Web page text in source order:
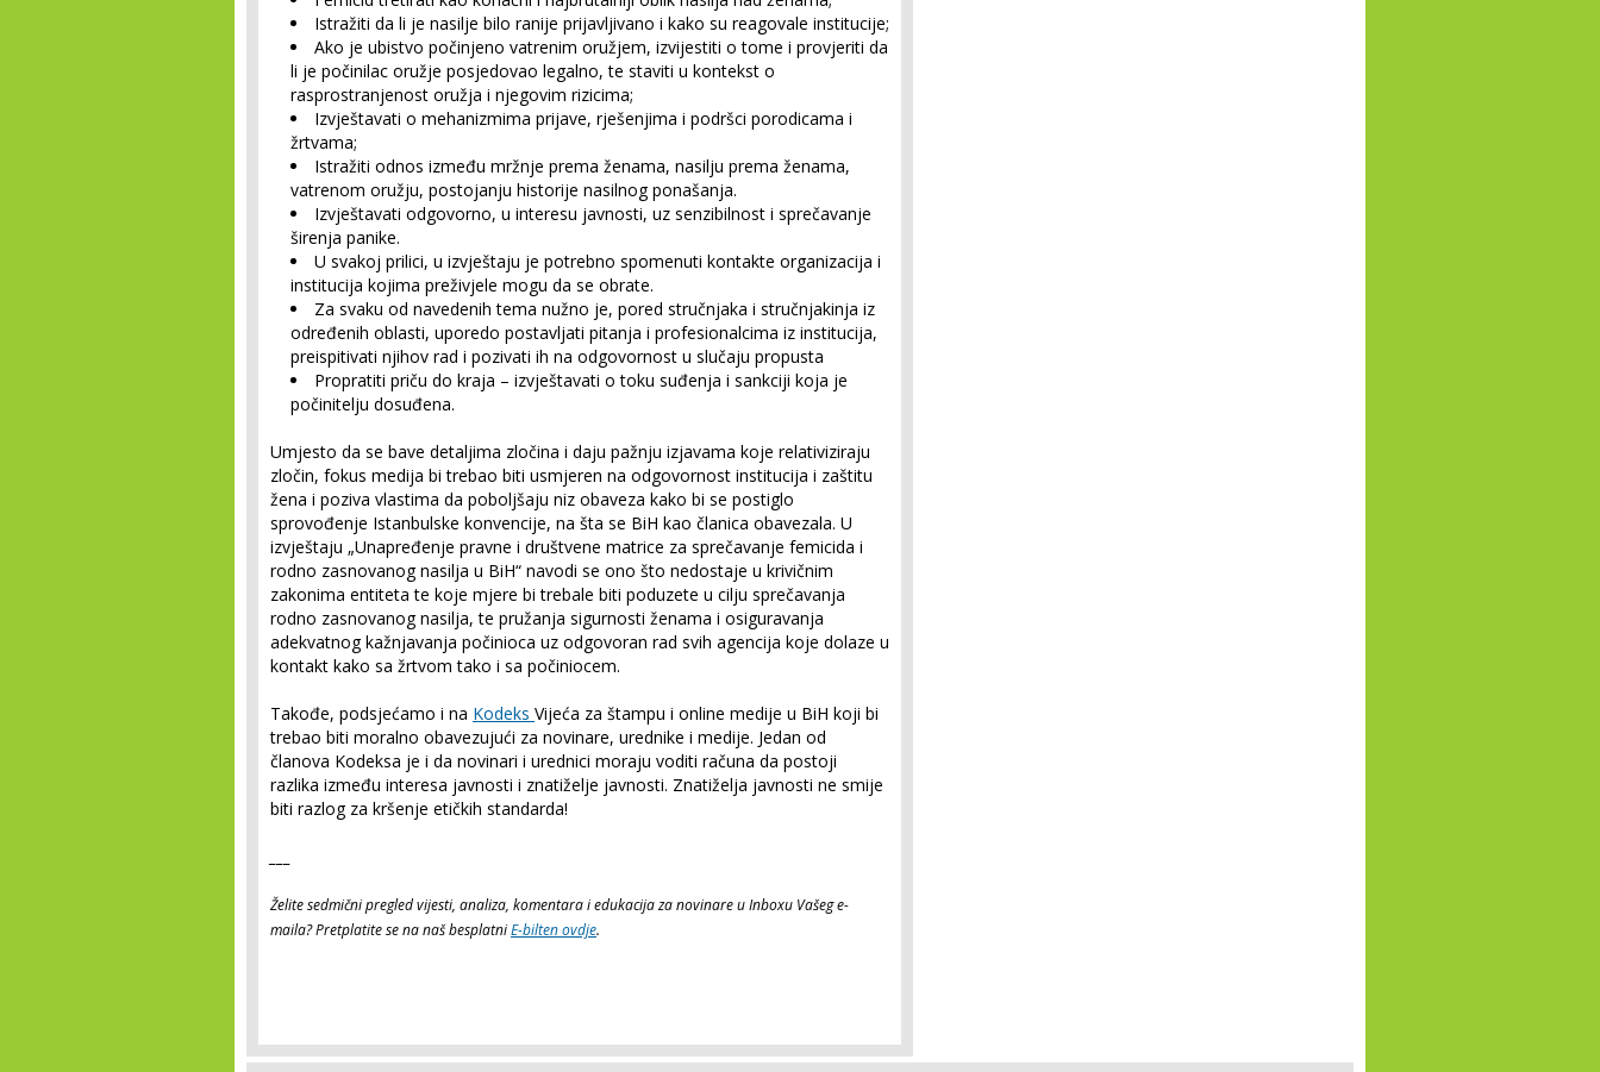
Istražiti da li je nasilje bilo ranije prijavljivano i kako su reagovale institucije;
Ako je ubistvo počinjeno vatrenim oružjem, izvijestiti o tome i provjeriti da
li je počinilac oružje posjedovao legalno, te staviti u kontekst o
rasprostranjenost oružja i njegovim rizicima;
Izvještavati o mehanizmima prijave, rješenjima i podršci porodicama i
žrtvama;
Istražiti odnos između mržnje prema ženama, nasilju prema ženama,
vatrenom oružju, postojanju historije nasilnog ponašanja.
Izvještavati odgovorno, u interesu javnosti, uz senzibilnost i sprečavanje
širenja panike.
U svakoj prilici, u izvještaju je potrebno spomenuti kontakte organizacija i
institucija kojima preživjele mogu da se obrate.
Za svaku od navedenih tema nužno je, pored stručnjaka i stručnjakinja iz
određenih oblasti, uporedo postavljati pitanja i profesionalcima iz institucija,
preispitivati njihov rad i pozivati ih na odgovornost u slučaju propusta
Propratiti priču do kraja – izvještavati o toku suđenja i sankciji koja je
počinitelju dosuđena.
Umjesto da se bave detaljima zločina i daju pažnju izjavama koje relativiziraju
zločin, fokus medija bi trebao biti usmjeren na odgovornost institucija i zaštitu
žena i poziva vlastima da poboljšaju niz obaveza kako bi se postiglo
sprovođenje Istanbulske konvencije, na šta se BiH kao članica obavezala. U
izvještaju „Unapređenje pravne i društvene matrice za sprečavanje femicida i
rodno zasnovanog nasilja u BiH“ navodi se ono što nedostaje u krivičnim
zakonima entiteta te koje mjere bi trebale biti poduzete u cilju sprečavanja
rodno zasnovanog nasilja, te pružanja sigurnosti ženama i osiguravanja
adekvatnog kažnjavanja počinioca uz odgovoran rad svih agencija koje dolaze u
kontakt kako sa žrtvom tako i sa počiniocem.
Takođe, podsjećamo i na Kodeks Vijeća za štampu i online medije u BiH koji bi
trebao biti moralno obavezujući za novinare, urednike i medije. Jedan od
članova Kodeksa je i da novinari i urednici moraju voditi računa da postoji
razlika između interesa javnosti i znatiželje javnosti. Znatiželja javnosti ne smije
biti razlog za kršenje etičkih standarda!
Želite sedmični pregled vijesti, analiza, komentara i edukacija za novinare u Inboxu Vašeg e-
maila? Pretplatite se na naš besplatniE-bilten ovdje.